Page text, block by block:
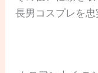
長男コスプレを忠